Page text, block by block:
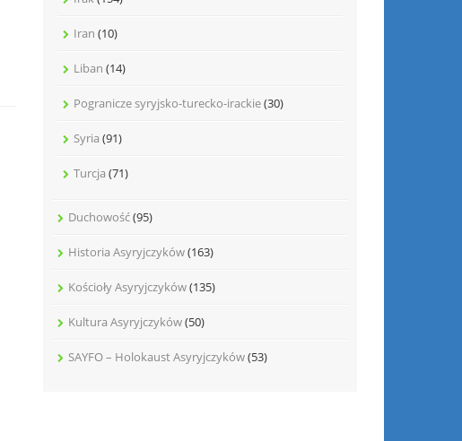
Iran (10)
Liban (14)
Pogranicze syryjsko-turecko-irackie(30)
Syria (91)
Turcja (71)
Duchowość(95)
Historia Asyryjczyków(163)
Kościoły Asyryjczyków(135)
Kultura Asyryjczyków(50)
SAYFO – Holokaust Asyryjczyków(53)